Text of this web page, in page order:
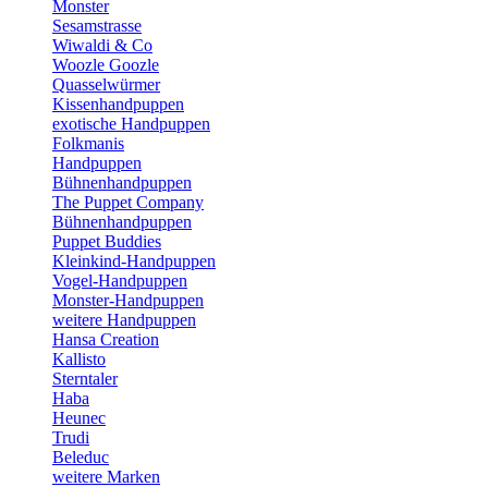
Monster
Sesamstrasse
Wiwaldi & Co
Woozle Goozle
Quasselwürmer
Kissenhandpuppen
exotische Handpuppen
Folkmanis
Handpuppen
Bühnenhandpuppen
The Puppet Company
Bühnenhandpuppen
Puppet Buddies
Kleinkind-Handpuppen
Vogel-Handpuppen
Monster-Handpuppen
weitere Handpuppen
Hansa Creation
Kallisto
Sterntaler
Haba
Heunec
Trudi
Beleduc
weitere Marken